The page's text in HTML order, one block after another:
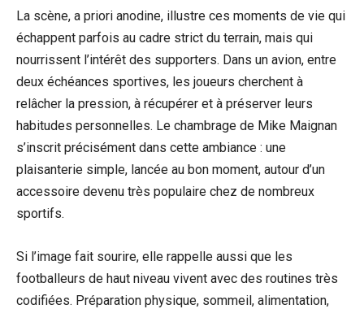
La scène, a priori anodine, illustre ces moments de vie qui
échappent parfois au cadre strict du terrain, mais qui
nourrissent l’intérêt des supporters. Dans un avion, entre
deux échéances sportives, les joueurs cherchent à
relâcher la pression, à récupérer et à préserver leurs
habitudes personnelles. Le chambrage de Mike Maignan
s’inscrit précisément dans cette ambiance : une
plaisanterie simple, lancée au bon moment, autour d’un
accessoire devenu très populaire chez de nombreux
sportifs.
Si l’image fait sourire, elle rappelle aussi que les
footballeurs de haut niveau vivent avec des routines très
codifiées. Préparation physique, sommeil, alimentation,